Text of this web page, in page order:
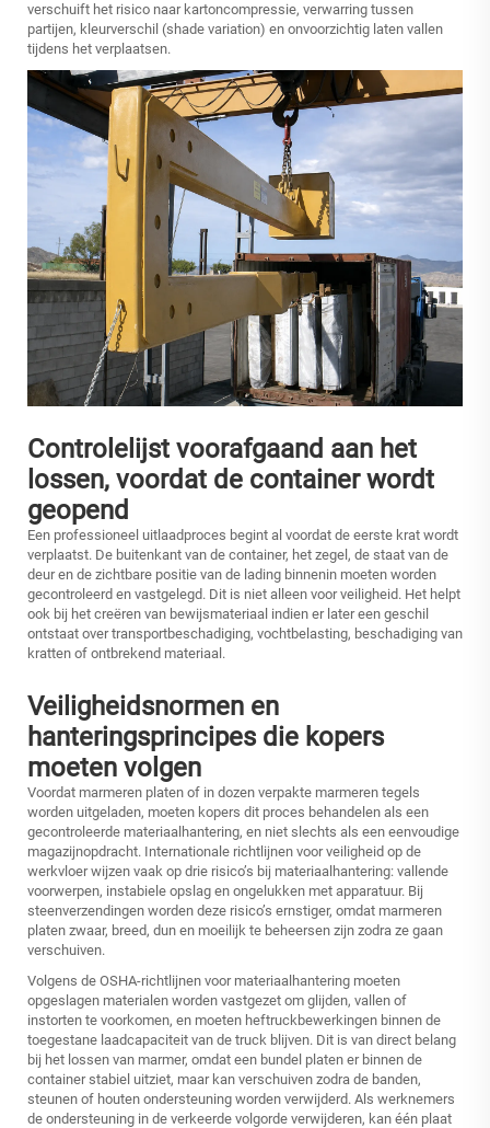
verschuift het risico naar kartoncompressie, verwarring tussen
partijen, kleurverschil (shade variation) en onvoorzichtig laten vallen
tijdens het verplaatsen.
Controlelijst voorafgaand aan het
lossen, voordat de container wordt
geopend
Een professioneel uitlaadproces begint al voordat de eerste krat wordt
verplaatst. De buitenkant van de container, het zegel, de staat van de
deur en de zichtbare positie van de lading binnenin moeten worden
gecontroleerd en vastgelegd. Dit is niet alleen voor veiligheid. Het helpt
ook bij het creëren van bewijsmateriaal indien er later een geschil
ontstaat over transportbeschadiging, vochtbelasting, beschadiging van
kratten of ontbrekend materiaal.
Veiligheidsnormen en
hanteringsprincipes die kopers
moeten volgen
Voordat marmeren platen of in dozen verpakte marmeren tegels
worden uitgeladen, moeten kopers dit proces behandelen als een
gecontroleerde materiaalhantering, en niet slechts als een eenvoudige
magazijnopdracht. Internationale richtlijnen voor veiligheid op de
werkvloer wijzen vaak op drie risico’s bij materiaalhantering: vallende
voorwerpen, instabiele opslag en ongelukken met apparatuur. Bij
steenverzendingen worden deze risico’s ernstiger, omdat marmeren
platen zwaar, breed, dun en moeilijk te beheersen zijn zodra ze gaan
verschuiven.
Volgens de OSHA-richtlijnen voor materiaalhantering moeten
opgeslagen materialen worden vastgezet om glijden, vallen of
instorten te voorkomen, en moeten heftruckbewerkingen binnen de
toegestane laadcapaciteit van de truck blijven. Dit is van direct belang
bij het lossen van marmer, omdat een bundel platen er binnen de
container stabiel uitziet, maar kan verschuiven zodra de banden,
steunen of houten ondersteuning worden verwijderd. Als werknemers
de ondersteuning in de verkeerde volgorde verwijderen, kan één plaat